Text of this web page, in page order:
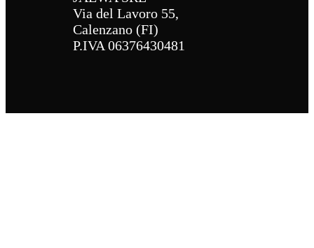
Via del Lavoro 55,
Calenzano (FI)
P.IVA 06376430481